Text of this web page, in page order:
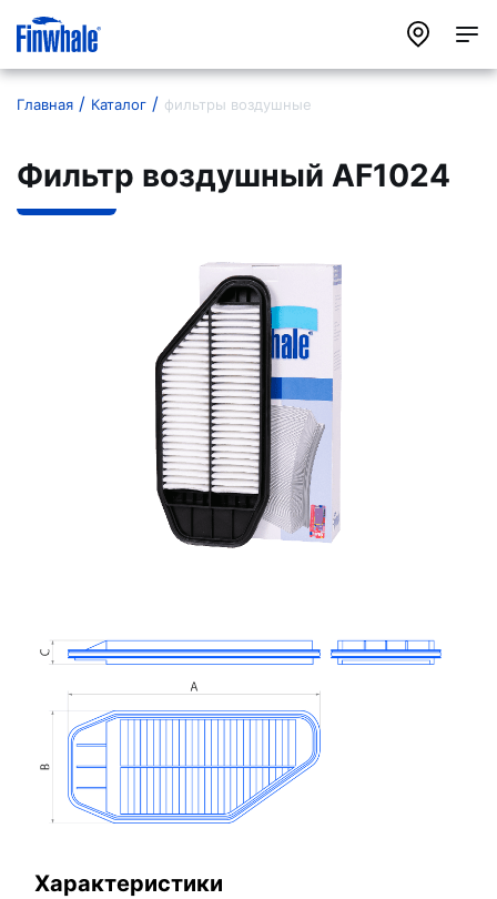
Главная Каталог фильтры воздушные
Фильтр воздушный AF1024
Характеристики